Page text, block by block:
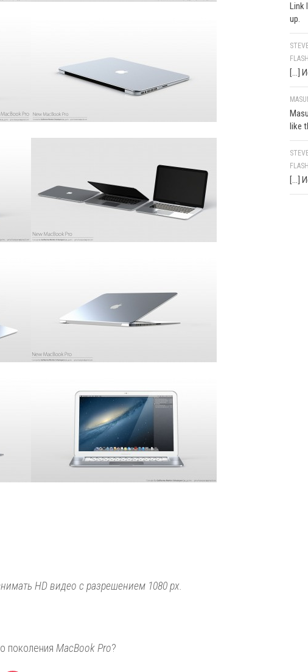
HD видео с разрешением 1080 px.
поколения MacBook Pro?
Link
up.
[…]
like
[…]